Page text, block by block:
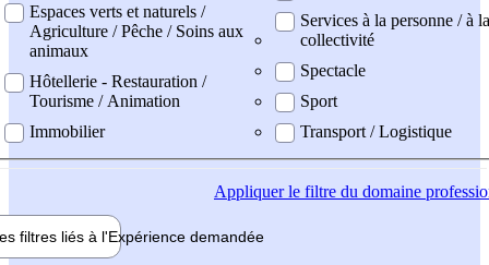
Espaces verts et naturels /
Agriculture / Pêche / Soins aux
animaux
Hôtellerie - Restauration /
Tourisme / Animation
Immobilier
Services à la personne / à la
collectivité
Spectacle
Sport
Transport / Logistique
Appliquerle filtre du domaine
filtres liés à l'Expérience demandée